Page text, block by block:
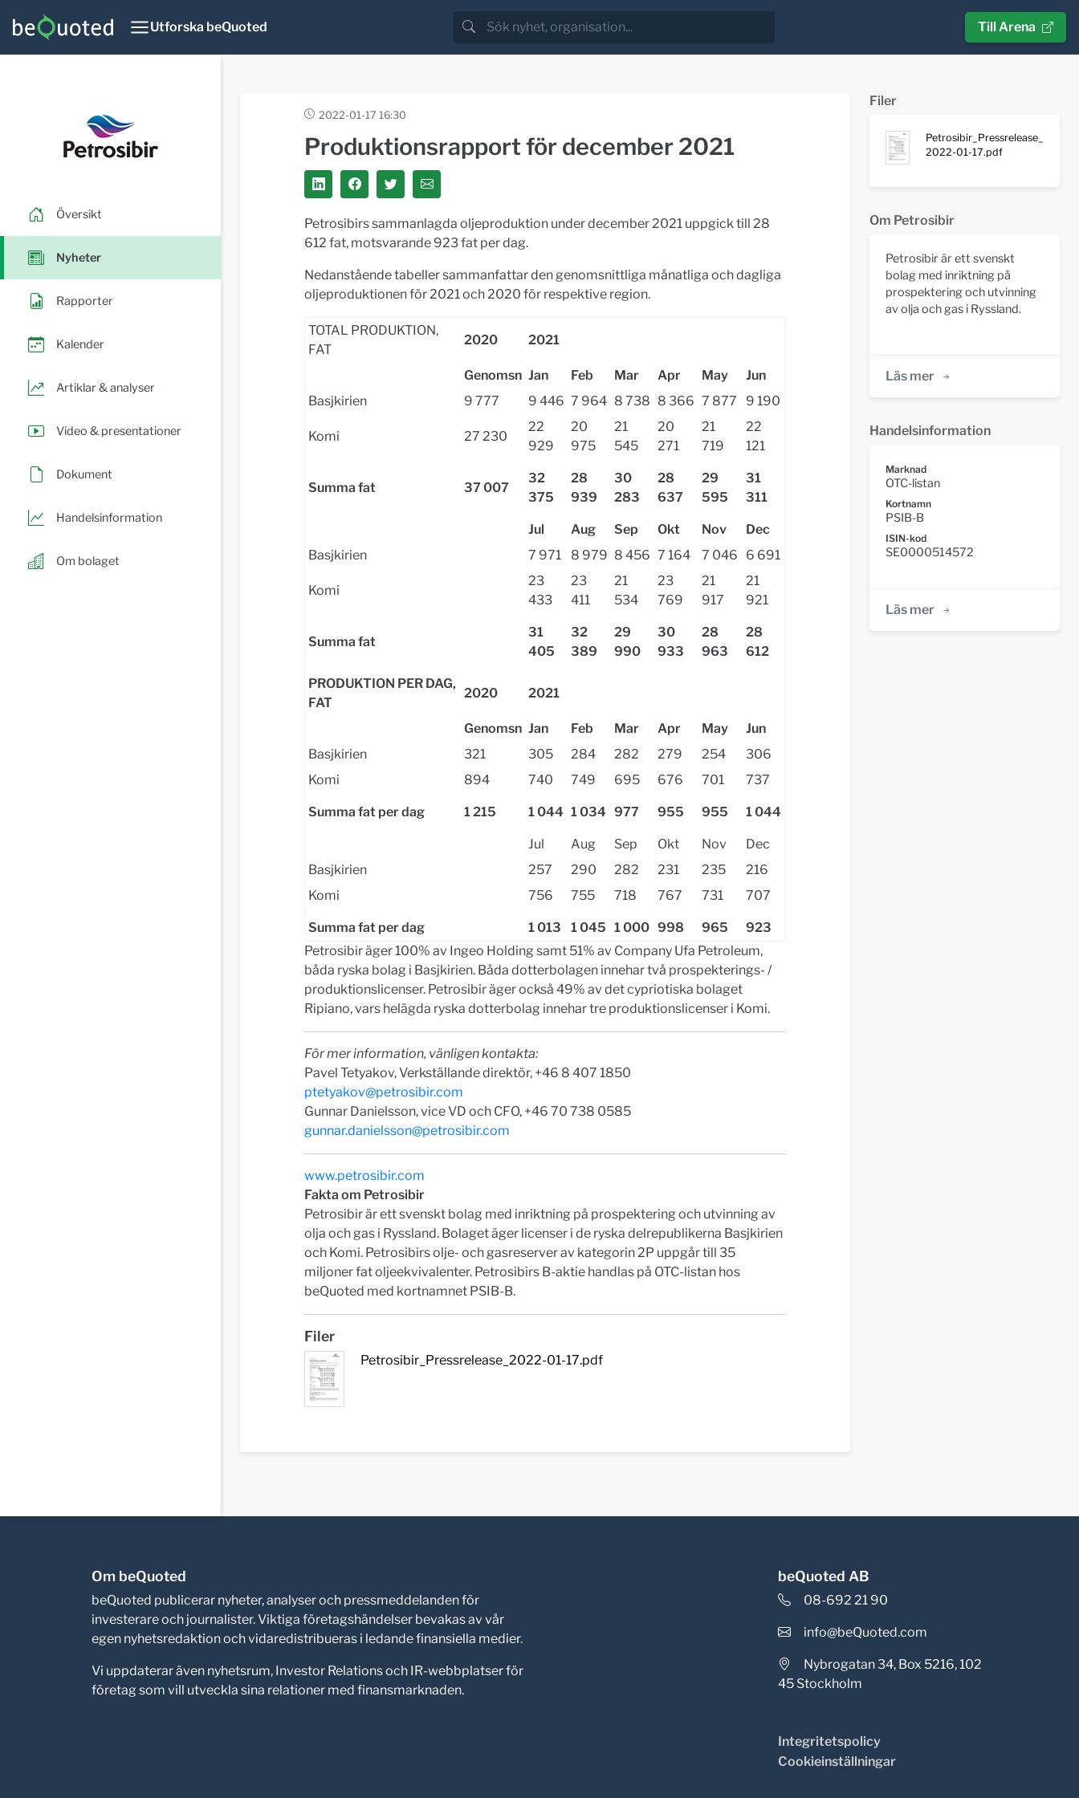
Utforska beQuoted Till Arena
Översikt
Nyheter
Rapporter
Kalender
Artiklar & analyser
Video & presentationer
Dokument
Handelsinformation
Om bolaget
2022-01-17 16:30
Produktionsrapport för december 2021
Petrosibirs sammanlagda oljeproduktion under december 2021 uppgick till 28
612 fat, motsvarande 923 fat per dag.
Nedanstående tabeller sammanfattar den genomsnittliga månatliga och dagliga
oljeproduktionen för 2021 och 2020 för respektive region.
TOTAL PRODUKTION,
FAT
2020 2021
Genomsn Jan Feb Mar Apr May
Jun
Basjkirien
9 777 9 446 7 964 8 738 8 366 7 877 9 190
Komi 27 230
22
929
20
975
21
545
20
271
21
719
22
121
Summa fat 37 007
32
375
28
939
30
283
28
637
29
595
31
311
Jul Aug Sep Okt Nov
Dec
Basjkirien
7 971 8 979 8 456 7 164 7 046 6 691
Komi
23
433
23
411
21
534
23
769
21
917
21
921
Summa fat
31
405
32
389
29
990
30
933
28
963
28
612
PRODUKTION PER DAG,
FAT
2020 2021
Genomsn Jan Feb Mar Apr May
Jun
Basjkirien
321 305 284 282 279 254
306
Komi
894 740 749 695 676 701 737
Summa fat per dag 1 215 1 044 1 034 977 955 955 1 044
Jul Aug Sep Okt Nov
Dec
Basjkirien
257 290 282 231 235
216
Komi
756 755 718 767 731 707
Summa fat per dag 1 013 1 045 1 000 998 965
923
Petrosibir äger 100% av Ingeo Holding samt 51% av Company Ufa Petroleum,
båda ryska bolag i Basjkirien. Båda dotterbolagen innehar två prospekterings- /
produktionslicenser. Petrosibir äger också 49% av det cypriotiska bolaget
Ripiano, vars helägda ryska dotterbolag innehar tre produktionslicenser i Komi.
För mer information, vänligen kontakta:
Pavel Tetyakov, Verkställande direktör, +46 8 407 1850
ptetyakov@petrosibir.com
Gunnar Danielsson, vice VD och CFO, +46 70 738 0585
gunnar.danielsson@petrosibir.com
www.petrosibir.com
Fakta om Petrosibir
Petrosibir är ett svenskt bolag med inriktning på prospektering och utvinning av
olja och gas i Ryssland. Bolaget äger licenser i de ryska delrepublikerna Basjkirien
och Komi. Petrosibirs olje- och gasreserver av kategorin 2P uppgår till 35
miljoner fat oljeekvivalenter. Petrosibirs B-aktie handlas på OTC-listan hos
beQuoted med kortnamnet PSIB-B.
Filer
Petrosibir_Pressrelease_2022-01-17.pdf
Filer
Petrosibir_Pressrelease_
2022-01-17.pdf
Om Petrosibir
Petrosibir är ett svenskt
bolag med inriktning på
prospektering och utvinning
av olja och gas i Ryssland.
Läs mer
Handelsinformation
Marknad
OTC-listan
Kortnamn
PSIB-B
ISIN-kod
SE0000514572
Läs mer
Om beQuoted
beQuoted publicerar nyheter, analyser och pressmeddelanden för
investerare och journalister. Viktiga företagshändelser bevakas av vår
egen nyhetsredaktion och vidaredistribueras i ledande finansiella medier.
Vi uppdaterar även nyhetsrum, Investor Relations och IR-webbplatser för
företag som vill utveckla sina relationer med finansmarknaden.
beQuoted AB
08-692 21 90
info@beQuoted.com
Nybrogatan 34, Box 5216, 102
45 Stockholm
Integritetspolicy
Cookieinställningar